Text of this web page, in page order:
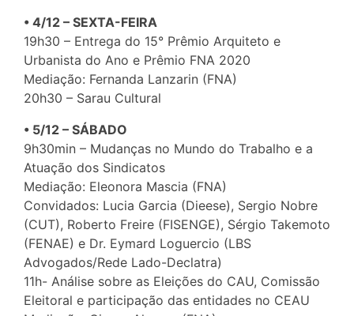
• 4/12 – SEXTA-FEIRA
19h30 – Entrega do 15° Prêmio Arquiteto e
Urbanista do Ano e Prêmio FNA 2020
Mediação: Fernanda Lanzarin (FNA)
20h30 – Sarau Cultural
• 5/12 – SÁBADO
9h30min – Mudanças no Mundo do Trabalho e a
Atuação dos Sindicatos
Mediação: Eleonora Mascia (FNA)
Convidados: Lucia Garcia (Dieese), Sergio Nobre
(CUT), Roberto Freire (FISENGE), Sérgio Takemoto
(FENAE) e Dr. Eymard Loguercio (LBS
Advogados/Rede Lado-Declatra)
11h- Análise sobre as Eleições do CAU, Comissão
Eleitoral e participação das entidades no CEAU